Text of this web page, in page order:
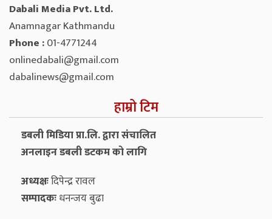
Dabali Media Pvt. Ltd.
Anamnagar Kathmandu
Phone :01-4771244
onlinedabali@gmail.com
dabalinews@gmail.com
हाम्रो टिम
डबली मिडिया प्रा.लि. द्वारा संचालित
अनलाइन डबली डटकम को लागि
अध्यक्षःदिपेन्द्र रावल
सम्पादकःधनन्‍जय बुढा